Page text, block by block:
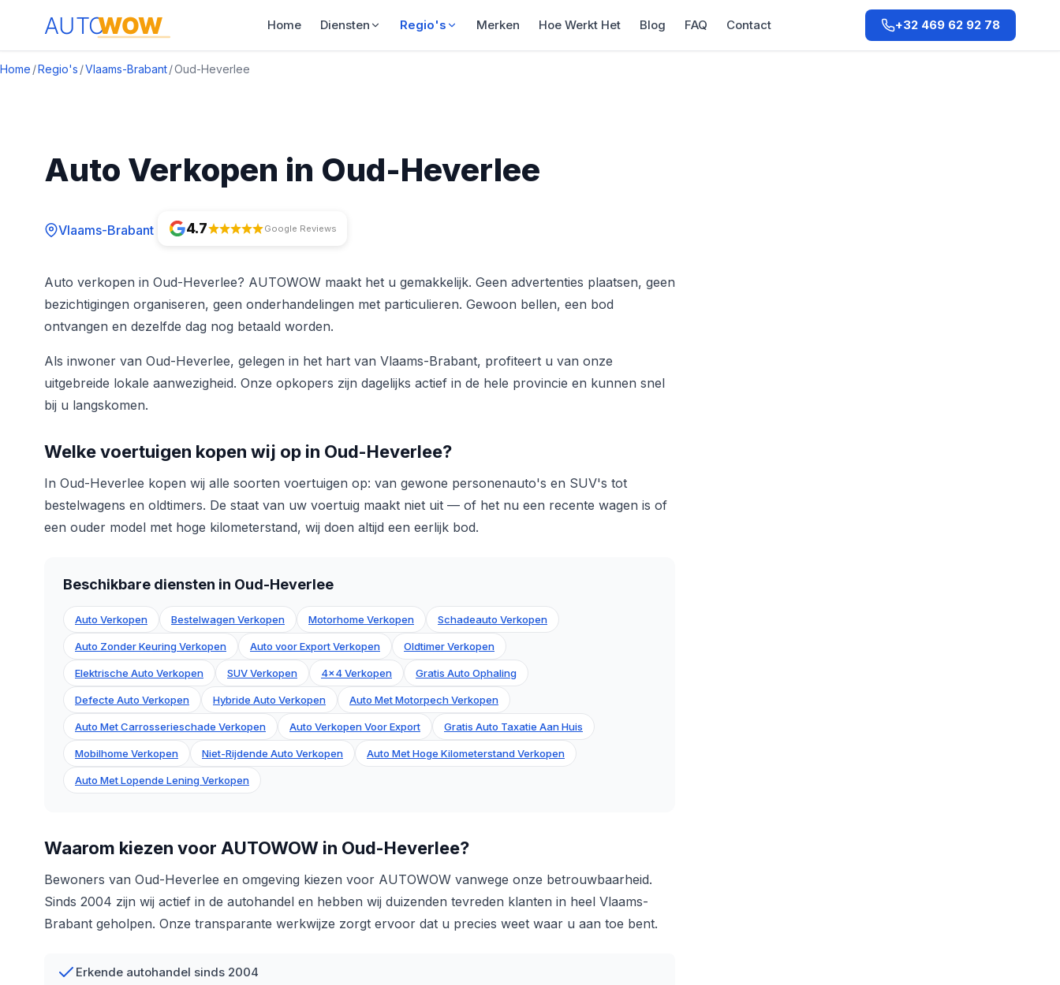
Home Diensten Regio's Merken Hoe Werkt Het Blog FAQ Contact +32 469 62 92 78
Home /Regio's /Vlaams-Brabant/Oud-Heverlee
Auto Verkopen in Oud-Heverlee
Vlaams-Brabant 4.7 Google Reviews
Auto verkopen in Oud-Heverlee? AUTOWOW maakt het u gemakkelijk. Geen advertenties plaatsen, geen
bezichtigingen organiseren, geen onderhandelingen met particulieren. Gewoon bellen, een bod
ontvangen en dezelfde dag nog betaald worden.
Als inwoner van Oud-Heverlee, gelegen in het hart van Vlaams-Brabant, profiteert u van onze
uitgebreide lokale aanwezigheid. Onze opkopers zijn dagelijks actief in de hele provincie en kunnen snel
bij u langskomen.
Welke voertuigen kopen wij op in Oud-Heverlee?
In Oud-Heverlee kopen wij alle soorten voertuigen op: van gewone personenauto's en SUV's tot
bestelwagens en oldtimers. De staat van uw voertuig maakt niet uit — of het nu een recente wagen is of
een ouder model met hoge kilometerstand, wij doen altijd een eerlijk bod.
Beschikbare diensten in Oud-Heverlee
Auto Verkopen Bestelwagen Verkopen Motorhome Verkopen Schadeauto Verkopen
Auto Zonder Keuring Verkopen Auto voor Export Verkopen Oldtimer Verkopen
Elektrische Auto Verkopen SUV Verkopen 4x4 Verkopen Gratis Auto Ophaling
Defecte Auto Verkopen Hybride Auto Verkopen Auto Met Motorpech Verkopen
Auto Met Carrosserieschade Verkopen Auto Verkopen Voor Export Gratis Auto Taxatie Aan Huis
Mobilhome Verkopen Niet-Rijdende Auto Verkopen Auto Met Hoge Kilometerstand Verkopen
Auto Met Lopende Lening Verkopen
Waarom kiezen voor AUTOWOW in Oud-Heverlee?
Bewoners van Oud-Heverlee en omgeving kiezen voor AUTOWOW vanwege onze betrouwbaarheid.
Sinds 2004 zijn wij actief in de autohandel en hebben wij duizenden tevreden klanten in heel Vlaams-
Brabant geholpen. Onze transparante werkwijze zorgt ervoor dat u precies weet waar u aan toe bent.
Erkende autohandel sinds 2004